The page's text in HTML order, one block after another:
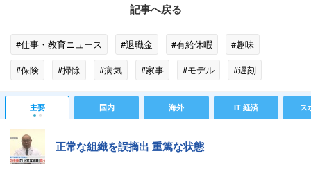
記事へ戻る
#仕事・教育ニュース #退職金 #有給休暇
#趣味
#保険
#掃除 #病気 #家事 #モデル
#遅刻
#正社員
#共働き #感染症 #保育園
#ドバイ
#海外旅行
主要 国内 海外 IT 経済 ス
正常な組織を誤摘出 重篤な状態